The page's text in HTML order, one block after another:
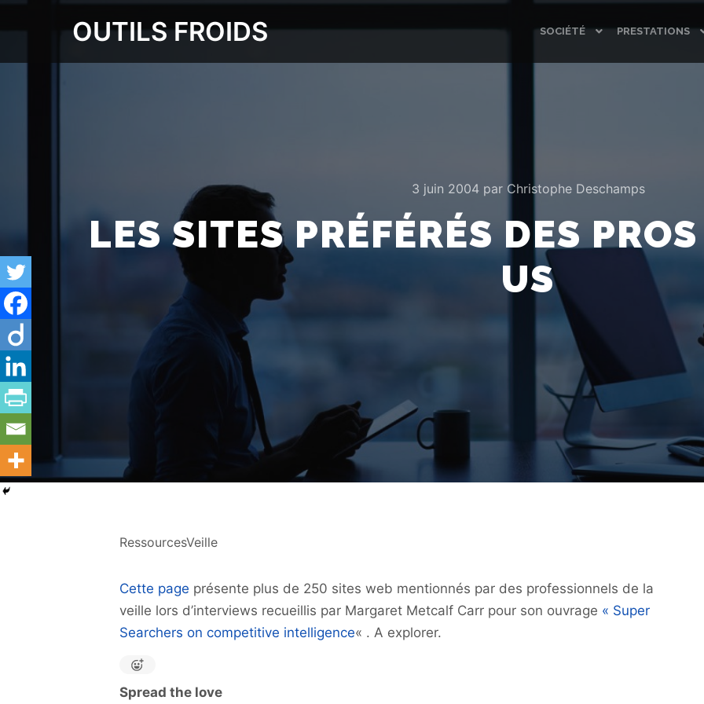
OUTILS FROIDS SOCIÉTÉ PRESTATIONS
3 juin 2004par Christophe Deschamps
LES SITES PRÉFÉRÉS DES
US
RessourcesVeille
Cette page présente plus de 250 sites web mentionnés par des professionnels de la
veille lors d’interviews recueillis par Margaret Metcalf Carr pour son ouvrage « Super
Searchers on competitive intelligence« . A explorer.
Spread the love